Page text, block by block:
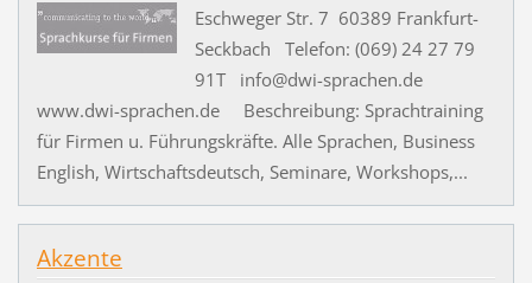
Eschweger Str. 7 60389 Frankfurt-
Seckbach Telefon: (069) 24 27 79
91T info@dwi-sprachen.de
www.dwi-sprachen.de Beschreibung: Sprachtraining
für Firmen u. Führungskräfte. Alle Sprachen, Business
English, Wirtschaftsdeutsch, Seminare, Workshops,...
Akzente